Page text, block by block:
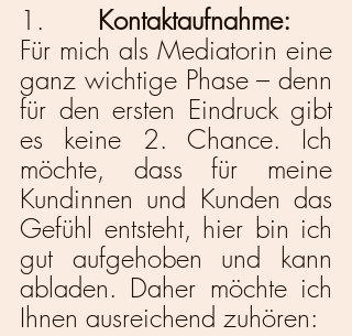
1.
      Kontaktaufnahme:
Für mich als Mediatorin eine
ganz wichtige Phase – denn
für den ersten Eindruck gibt
es keine 2. Chance. Ich
möchte, dass für meine
Kundinnen und Kunden das
Gefühl entsteht, hier bin ich
gut aufgehoben und kann
abladen. Daher möchte ich
Ihnen ausreichend zuhören: